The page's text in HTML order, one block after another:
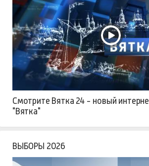
Смотрите Вятка 24 - новый
"Вятка"
ВЫБОРЫ 2026